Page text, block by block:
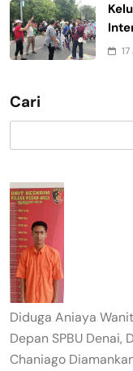
Cari
Diduga Aniaya
Depan SPBU Denai,
Chaniago